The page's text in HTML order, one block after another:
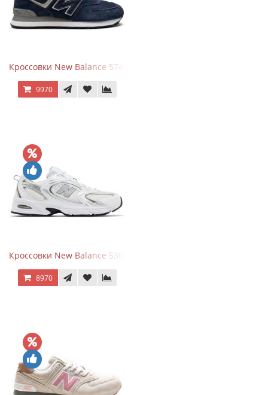
Кроссовки New Balance 574 Navy Blue Grey
9970
Кроссовки New Balance 530 White Silver Metallic
8970